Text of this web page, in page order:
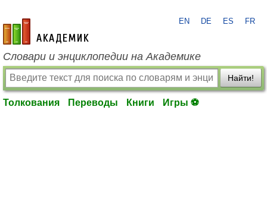
academic.ru
EN DE ES FR
Словари и энциклопедии на Академике
Найти!
Толкования Переводы Книги Игры ⚽